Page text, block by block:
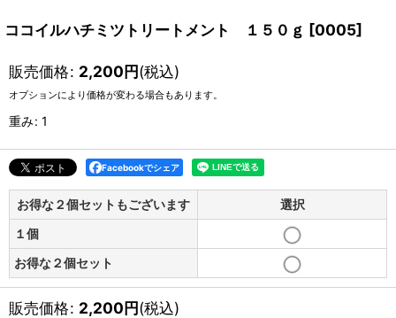
ココイルハチミツトリートメント １５０ｇ [0005]
販売価格: 2,200円(税込)
オプションにより価格が変わる場合もあります。
重み: 1
Facebookでシェア
お得な２個セットもございます
選択
１個
お得な２個セット
販売価格: 2,200円(税込)